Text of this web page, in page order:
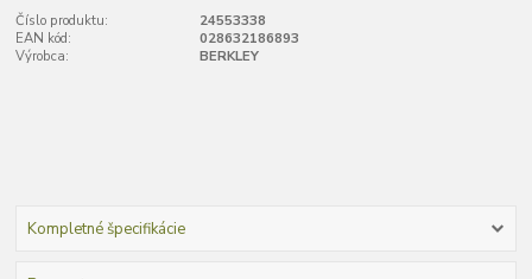
Číslo produktu:
24553338
EAN kód:
028632186893
Výrobca:
BERKLEY
Kompletné špecifikácie